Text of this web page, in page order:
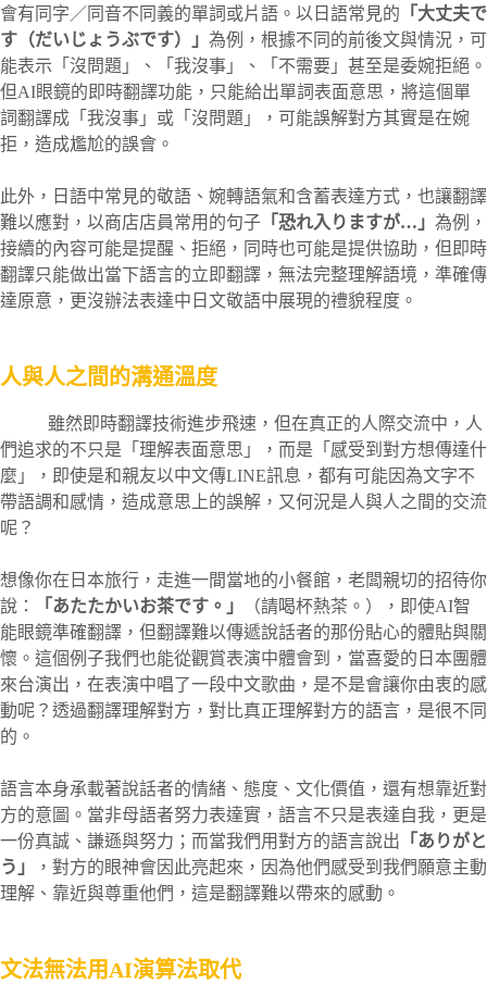
會有同字／同音不同義的單詞或片語。以日語常見的 「大丈夫で
す（だいじょうぶです）」 為例，根據不同的前後文與情況，可
能表示「沒問題」、「我沒事」、「不需要」甚至是委婉拒絕。
但AI眼鏡的即時翻譯功能，只能給出單詞表面意思，將這個單
詞翻譯成「我沒事」或「沒問題」，可能誤解對方其實是在婉
拒，造成尷尬的誤會。
此外，日語中常見的敬語、婉轉語氣和含蓄表達方式，也讓翻譯
難以應對，以商店店員常用的句子 「恐れ入りますが…」 為例，
接續的內容可能是提醒、拒絕，同時也可能是提供協助，但即時
翻譯只能做出當下語言的立即翻譯，無法完整理解語境，準確傳
達原意，更沒辦法表達中日文敬語中展現的禮貌程度。
人與人之間的溝通溫度
雖然即時翻譯技術進步飛速，但在真正的人際交流中，人
們追求的不只是「理解表面意思」，而是「感受到對方想傳達什
麼」，即使是和親友以中文傳LINE訊息，都有可能因為文字不
帶語調和感情，造成意思上的誤解，又何況是人與人之間的交流
呢？
想像你在日本旅行，走進一間當地的小餐館，老闆親切的招待你
說：
「あたたかいお茶です。」
（請喝杯熱茶。），即使AI智
能眼鏡準確翻譯，但翻譯難以傳遞說話者的那份貼心的體貼與關
懷。這個例子我們也能從觀賞表演中體會到，當喜愛的日本團體
來台演出，在表演中唱了一段中文歌曲，是不是會讓你由衷的感
動呢？透過翻譯理解對方，對比真正理解對方的語言，是很不同
的。
語言本身承載著說話者的情緒、態度、文化價值，還有想靠近對
方的意圖。當非母語者努力表達實，語言不只是表達自我，更是
一份真誠、謙遜與努力；而當我們用對方的語言說出 「ありがと
う」
，對方的眼神會因此亮起來，因為他們感受到我們願意主動
理解、靠近與尊重他們，這是翻譯難以帶來的感動。
文法無法用AI演算法取代